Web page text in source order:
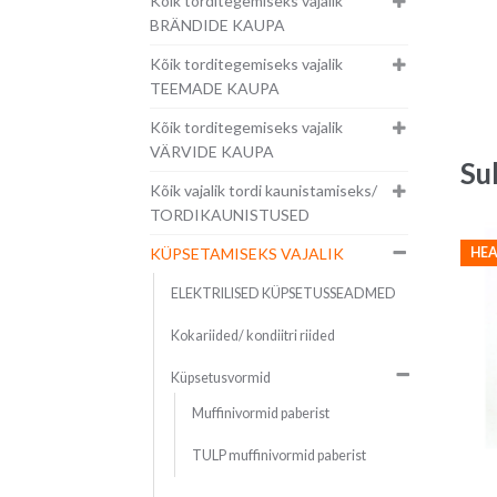
BRÄNDIDE KAUPA
Kõik torditegemiseks vajalik
TEEMADE KAUPA
Kõik torditegemiseks vajalik
VÄRVIDE KAUPA
Kõik vajalik tordi kaunistamiseks/
TORDIKAUNISTUSED
KÜPSETAMISEKS VAJALIK
ELEKTRILISED KÜPSETUSSEADMED
Kokariided/ kondiitri riided
Küpsetusvormid
Muffinivormid paberist
TULP muffinivormid paberist